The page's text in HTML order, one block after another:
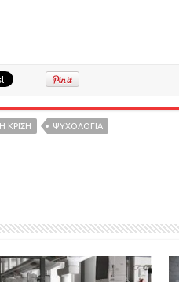
ΚΡΙΣΗ ΨΥΧΟΛΟΓΙΑ